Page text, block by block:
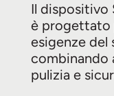
Il dispositivo
è progettato
esigenze del
combinando
pulizia e